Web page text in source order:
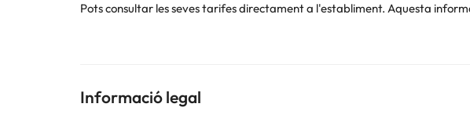
Pots consultar les seves tarifes directament a l'establiment. Aquesta
Informació legal